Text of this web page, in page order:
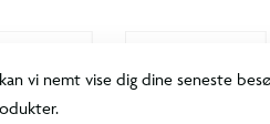
vi nemt vise dig dine seneste